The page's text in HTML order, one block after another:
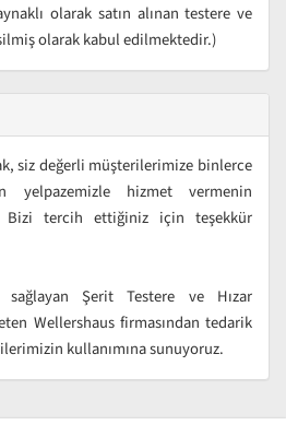
olarak satın alınan testere ve
olarak kabul edilmektedir.)
siz değerli müşterilerimize binlerce
yelpazemizle hizmet vermenin
Bizi tercih ettiğiniz için teşekkür
Şerit Testere ve Hızar
Wellershaus firmasından tedarik
kullanımına sunuyoruz.